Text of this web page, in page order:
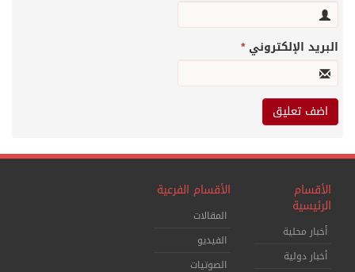
البريد الإلكتروني*
الأقسام
الرئيسية
أخبار محلية
أخبار دولية
الأقسام الفرعية
المقالات
الفيديو
الصوتيات